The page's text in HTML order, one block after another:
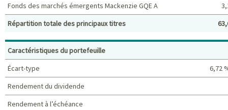
Principaux titres (%)
Fonds des marchés émergents Mackenzie GQE A
Répartition totale des principaux titres
Caractéristiques du portefeuille
Écart-type
6,72
Rendement du dividende
Rendement à l’échéance